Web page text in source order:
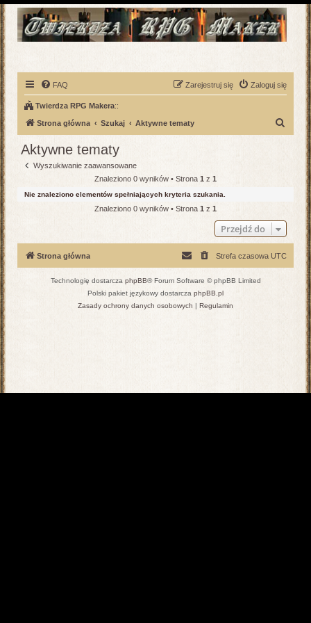
FAQ Zaloguj się
Zarejestruj się
Twierdza RPG Makera::
Strona główna Szukaj Aktywne tematy
Aktywne tematy
Wyszukiwanie zaawansowane
Znaleziono 0 wyników • Strona 1 z 1
Nie znaleziono elementów spełniających kryteria szukania.
Znaleziono 0 wyników • Strona 1 z 1
Przejdź do
Strona główna Strefa czasowa UTC
Technologię dostarcza phpBB® Forum Software © phpBB Limited
Polski pakiet językowy dostarcza phpBB.pl
Zasady ochrony danych osobowych | Regulamin